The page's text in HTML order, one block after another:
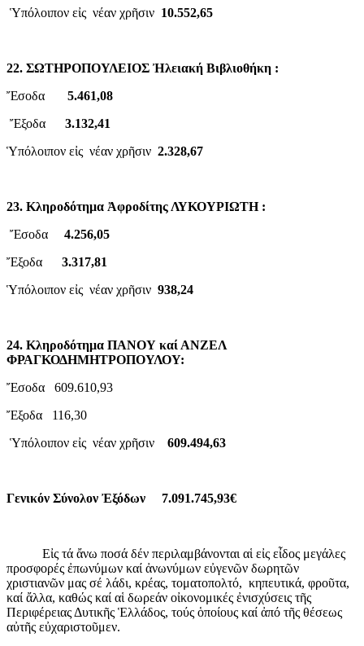
Ὑπόλοιπον εἰς νέαν χρῆσιν 10.552,65
22. ΣΩΤΗΡΟΠΟΥΛΕΙΟΣ Ἠλειακή Βιβλιοθήκη :
Ἔσοδα 5.461,08
Ἔξοδα 3.132,41
Ὑπόλοιπον εἰς νέαν χρῆσιν 2.328,67
23. Κληροδότημα Ἀφροδίτης ΛΥΚΟΥΡΙΩΤΗ :
Ἔσοδα 4.256,05
Ἔξοδα 3.317,81
Ὑπόλοιπον εἰς νέαν χρῆσιν 938,24
24. Κληροδότημα ΠΑΝΟΥ καί ΑΝΖΕΛ
ΦΡΑΓΚΟΔΗΜΗΤΡΟΠΟΥΛΟΥ:
Ἔσοδα 609.610,93
Ἔξοδα 116,30
Ὑπόλοιπον εἰς νέαν χρῆσιν 609.494,63
Γενικόν Σύνολον Ἐξόδων 7.091.745,93€
Εἰς τά ἄνω ποσά δέν περιλαμβάνονται αἱ εἰς εἶδος μεγάλες
προσφορές ἐπωνύμων καί ἀνωνύμων εὐγενῶν δωρητῶν
χριστιανῶν μας σέ λάδι, κρέας, τοματοπολτό, κηπευτικά, φροῦτα,
καί ἄλλα, καθώς καί αἱ δωρεάν οἰκονομικές ἐνισχύσεις τῆς
Περιφέρειας Δυτικῆς Ἑλλάδος, τούς ὁποίους καί ἀπό τῆς θέσεως
αὐτῆς εὐχαριστοῦμεν.